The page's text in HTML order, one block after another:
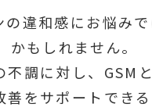
違和感にお悩み
もしれません。
調に対し、GSM
をサポートでき